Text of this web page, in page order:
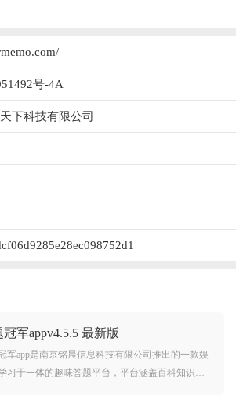
号-4A
下科技有限公司
冠军appv4.5.5 最新版
军app是南京铭晨信息科技有限公司推出的一款娱
习于一体的趣味答题平台，平台涵盖百科知识、